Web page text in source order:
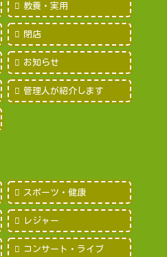
教養・実用
閉店
お知らせ
管理人が紹介します
スポーツ・健康
レジャー
コンサート・ライブ